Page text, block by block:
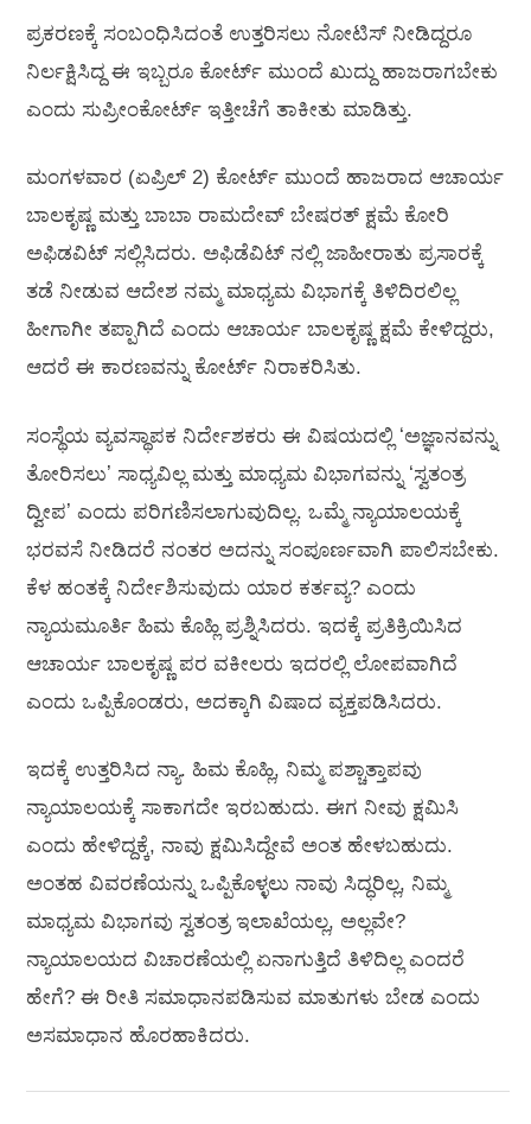
ಪ್ರಕರಣಕ್ಕೆ ಸಂಬಂಧಿಸಿದಂತೆ ಉತ್ತರಿಸಲು ನೋಟಿಸ್ ನೀಡಿದ್ದರೂ
ನಿರ್ಲಕ್ಷಿಸಿದ್ದ ಈ ಇಬ್ಬರೂ ಕೋರ್ಟ್ ಮುಂದೆ ಖುದ್ದು ಹಾಜರಾಗಬೇಕು
ಎಂದು ಸುಪ್ರೀಂಕೋರ್ಟ್ ಇತ್ತೀಚೆಗೆ ತಾಕೀತು ಮಾಡಿತ್ತು.
ಮಂಗಳವಾರ (ಏಪ್ರಿಲ್‌ 2) ಕೋರ್ಟ್ ಮುಂದೆ ಹಾಜರಾದ ಆಚಾರ್ಯ
ಬಾಲಕೃಷ್ಣ ಮತ್ತು ಬಾಬಾ ರಾಮದೇವ್ ಬೇಷರತ್ ಕ್ಷಮೆ ಕೋರಿ
ಅಫಿಡವಿಟ್ ಸಲ್ಲಿಸಿದರು. ಅಫಿಡೆವಿಟ್ ನಲ್ಲಿ ಜಾಹೀರಾತು ಪ್ರಸಾರಕ್ಕೆ
ತಡೆ ನೀಡುವ ಆದೇಶ ನಮ್ಮ ಮಾಧ್ಯಮ ವಿಭಾಗಕ್ಕೆ ತಿಳಿದಿರಲಿಲ್ಲ
ಹೀಗಾಗೀ ತಪ್ಪಾಗಿದೆ ಎಂದು ಆಚಾರ್ಯ ಬಾಲಕೃಷ್ಣ ಕ್ಷಮೆ ಕೇಳಿದ್ದರು,
ಆದರೆ ಈ ಕಾರಣವನ್ನು ಕೋರ್ಟ್ ನಿರಾಕರಿಸಿತು.
ಸಂಸ್ಥೆಯ ವ್ಯವಸ್ಥಾಪಕ ನಿರ್ದೇಶಕರು ಈ ವಿಷಯದಲ್ಲಿ ʻಅಜ್ಞಾನವನ್ನು
ತೋರಿಸಲುʼ ಸಾಧ್ಯವಿಲ್ಲ ಮತ್ತು ಮಾಧ್ಯಮ ವಿಭಾಗವನ್ನು ʻಸ್ವತಂತ್ರ
ದ್ವೀಪʼ ಎಂದು ಪರಿಗಣಿಸಲಾಗುವುದಿಲ್ಲ. ಒಮ್ಮೆ ನ್ಯಾಯಾಲಯಕ್ಕೆ
ಭರವಸೆ ನೀಡಿದರೆ ನಂತರ ಅದನ್ನು ಸಂಪೂರ್ಣವಾಗಿ ಪಾಲಿಸಬೇಕು.
ಕೆಳ ಹಂತಕ್ಕೆ ನಿರ್ದೇಶಿಸುವುದು ಯಾರ ಕರ್ತವ್ಯ? ಎಂದು
ನ್ಯಾಯಮೂರ್ತಿ ‌ಹಿಮ ಕೊಹ್ಲಿ ಪ್ರಶ್ನಿಸಿದರು. ಇದಕ್ಕೆ ಪ್ರತಿಕ್ರಿಯಿಸಿದ
ಆಚಾರ್ಯ ಬಾಲಕೃಷ್ಣ ಪರ ವಕೀಲರು ಇದರಲ್ಲಿ ಲೋಪವಾಗಿದೆ
ಎಂದು ಒಪ್ಪಿಕೊಂಡರು, ಅದಕ್ಕಾಗಿ ವಿಷಾದ ವ್ಯಕ್ತಪಡಿಸಿದರು.
ಇದಕ್ಕೆ ಉತ್ತರಿಸಿದ ನ್ಯಾ. ಹಿಮ ಕೊಹ್ಲಿ, ನಿಮ್ಮ ಪಶ್ಚಾತ್ತಾಪವು
ನ್ಯಾಯಾಲಯಕ್ಕೆ ಸಾಕಾಗದೇ ಇರಬಹುದು. ಈಗ ನೀವು ಕ್ಷಮಿಸಿ
ಎಂದು ಹೇಳಿದ್ದಕ್ಕೆ, ನಾವು ಕ್ಷಮಿಸಿದ್ದೇವೆ ಅಂತ ಹೇಳಬಹುದು.
ಅಂತಹ ವಿವರಣೆಯನ್ನು ಒಪ್ಪಿಕೊಳ್ಳಲು ನಾವು ಸಿದ್ಧರಿಲ್ಲ, ನಿಮ್ಮ
ಮಾಧ್ಯಮ ವಿಭಾಗವು ಸ್ವತಂತ್ರ ಇಲಾಖೆಯಲ್ಲ, ಅಲ್ಲವೇ?
ನ್ಯಾಯಾಲಯದ ವಿಚಾರಣೆಯಲ್ಲಿ ಏನಾಗುತ್ತಿದೆ ತಿಳಿದಿಲ್ಲ ಎಂದರೆ
ಹೇಗೆ? ಈ ರೀತಿ ಸಮಾಧಾನಪಡಿಸುವ ಮಾತುಗಳು ಬೇಡ ಎಂದು
ಅಸಮಾಧಾನ ಹೊರಹಾಕಿದರು.